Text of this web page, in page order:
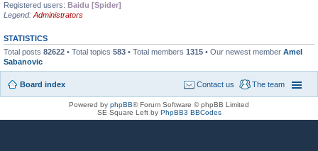
Registered users: Baidu [Spider]
Legend: Administrators
STATISTICS
Total posts 82622 • Total topics 583 • Total members 1315 • Our newest member Amel
Sabanovic
Board index The team
Contact us
Powered by phpBB® Forum Software © phpBB Limited
SE Square Left by PhpBB3 BBCodes